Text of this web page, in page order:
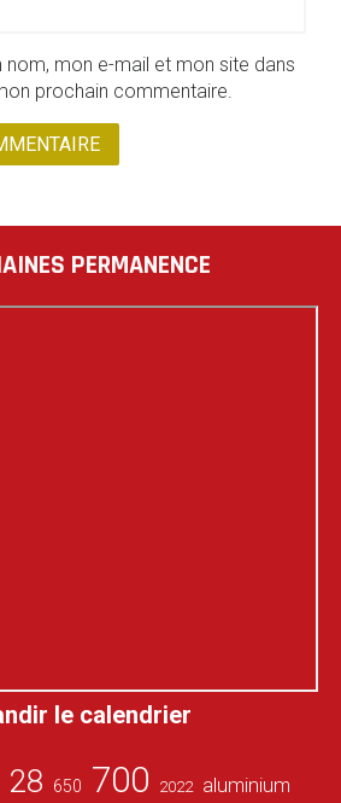
nom, mon e-mail et mon site dans
prochain commentaire.
PERMANENCE
le calendrier
28 650 700 2022 aluminium